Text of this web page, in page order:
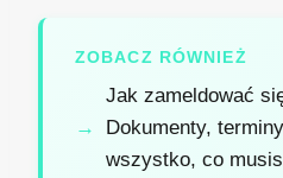
ZOBACZ RÓWNIEŻ
Jak zameldować
Dokumenty,
wszystko, co